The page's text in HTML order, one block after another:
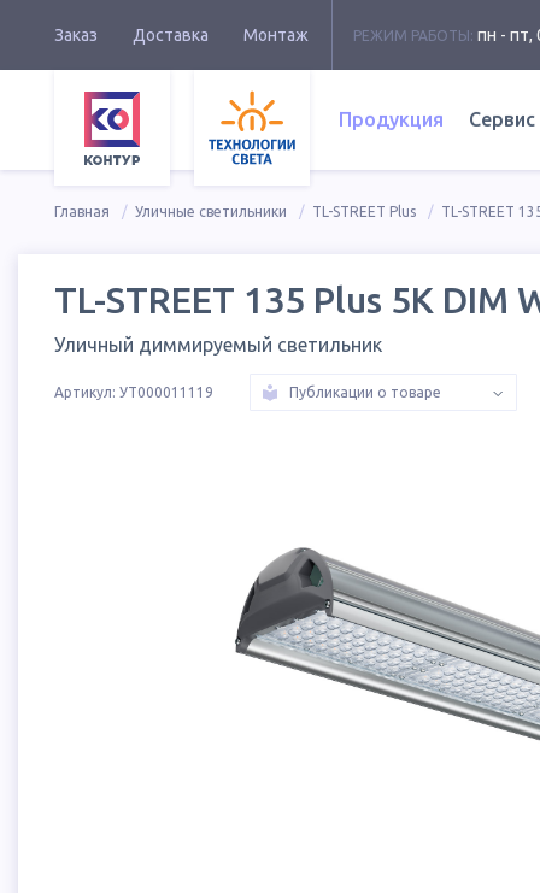
Заказ Доставка Монтаж РЕЖИМ РАБОТЫ: пн - пт,
Продукция Сервис
Главная Уличные светильники TL-STREET Plus TL-STREET
TL-STREET 135 Plus 5K DIM
Уличный диммируемый светильник
Артикул: УТ000011119 Публикации о товаре